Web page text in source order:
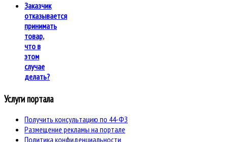
Заказчик
отказывается
принимать
товар,
что в
этом
случае
делать?
Услуги портала
Получить консультацию по 44-ФЗ
Размещение рекламы на портале
Политика конфиденциальности